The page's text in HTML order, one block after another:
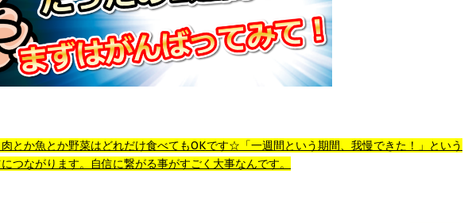
とか魚とか野菜はどれだけ食べてもOKです☆「一週間という期間、我慢できた！」という
つながります。自信に繋がる事がすごく大事なんです。